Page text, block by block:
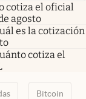
cotiza el oficial
agosto
es la cotización
cotiza el
Bitcoin